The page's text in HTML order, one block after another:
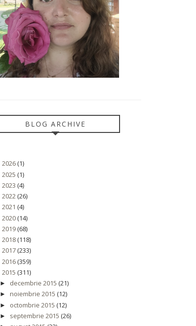
BLOG ARCHIVE
2026(1)
2025 (1)
2023 (4)
2022(26)
2021 (4)
2020(14)
2019(68)
2018(118)
2017(233)
2016(359)
2015 (311)
► decembrie 2015 (21)
► noiembrie 2015 (12)
► octombrie 2015 (12)
► septembrie 2015 (26)